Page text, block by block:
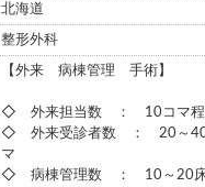
北海道
整形外科
【外来 病棟管理 手術】
◇ 外来担当数 ： 10コマ程
◇ 外来受診者数 ： 20～40
マ
◇ 病棟管理数 ： 10～20床